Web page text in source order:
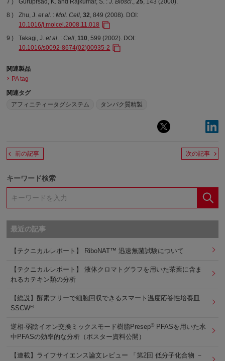
Guruprsad, K. and Rajkumar, S. :J. Biosci.,25, 143 (2000).
Zhu, J.et al. :Mol. Cell,32, 849 (2008). DOI:
10.1016/j.molcel.2008.11.018
Takagi, J.et al. :Cell,110, 599 (2002). DOI:
10.1016/s0092-8674(02)00935-2
関連製品
PA tag
関連タグ
アフィニティータグシステム
タンパク質精製
前の記事 次の記事
キーワード検索
最近の記事
【テクニカルレポート】 RiboNAT™ 迅速無菌試験について
【テクニカルレポート】 液体クロマトグラフを用いた茶葉に含ま
れるカテキン類の分析
【総説】酵素フリーで細胞回収できるスマート温度応答性培養皿
SSCW®
逆相-弱陰イオン交換ミックスモード樹脂Presep® PFASを用いた水
中PFASの効率的な分析（ポスター資料公開）
【連載】ライフサイエンス論文レビュー 「第2回 低分子化合物 －